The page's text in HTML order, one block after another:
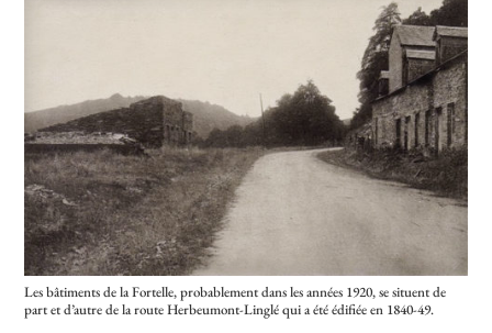
Les bâtiments de la Fortelle, probablement dans les années 1920, se situent de
part et d’autre de la route Herbeumont-Linglé qui a été édifiée en 1840-49.